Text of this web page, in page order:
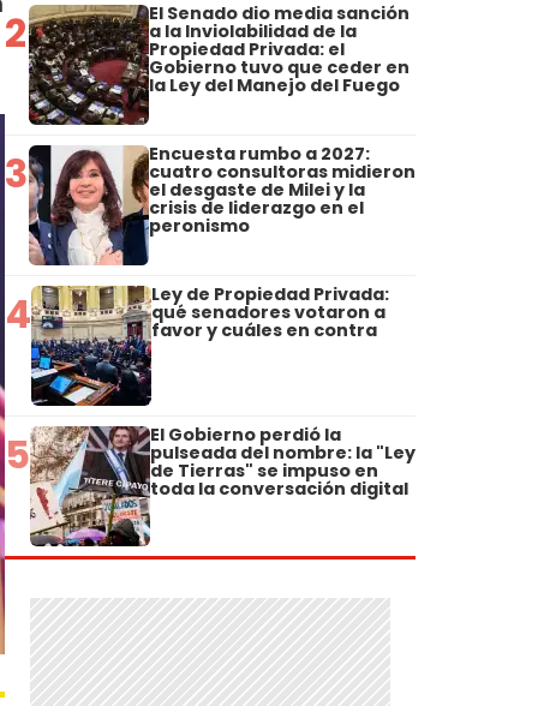
2 El Senado dio media sanción
a la Inviolabilidad de la
Propiedad Privada: el
Gobierno tuvo que ceder en
la Ley del Manejo del Fuego
3 Encuesta rumbo a 2027:
cuatro consultoras midieron
el desgaste de Milei y la
crisis de liderazgo en el
peronismo
4 Ley de Propiedad Privada:
qué senadores votaron a
favor y cuáles en contra
5 El Gobierno perdió la
pulseada del nombre: la "Ley
de Tierras" se impuso en
toda la conversación digital